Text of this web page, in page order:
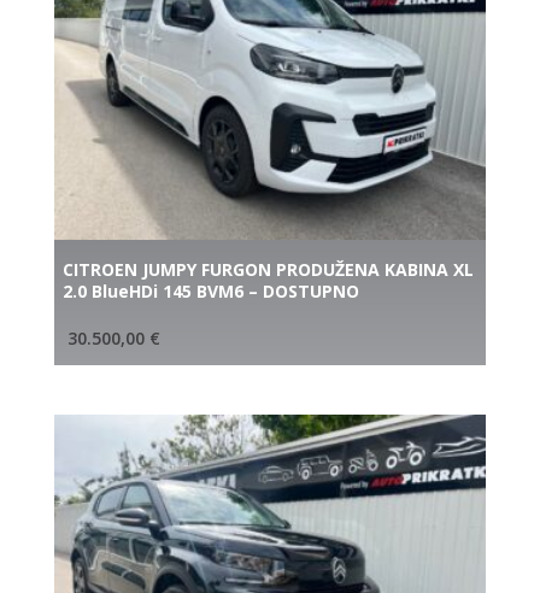
CITROEN JUMPY FURGON PRODUŽENA KABINA XL
2.0 BlueHDi 145 BVM6 – DOSTUPNO
30.500,00 €